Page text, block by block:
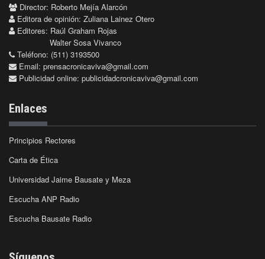
Director: Roberto Mejía Alarcón
Editora de opinión: Zuliana Lainez Otero
Editores: Raúl Graham Rojas
Walter Sosa Vivanco
Teléfono: (511) 3193500
Email: prensacronicaviva@gmail.com
Publicidad online: publicidadcronicaviva@gmail.com
Enlaces
Principios Rectores
Carta de Ética
Universidad Jaime Bausate y Meza
Escucha ANP Radio
Escucha Bausate Radio